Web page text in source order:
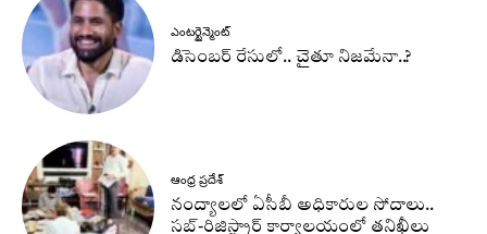
ఎంటర్టైన్మెంట్
డిసెంబర్ రేసులో.. చైతూ నిజమేనా..?
ఆంధ్ర ప్రదేశ్
నంద్యాలలో ఏసీబీ అధికారుల సోదాలు..
సబ్-రిజిస్ట్రార్ కార్యాలయంలో తనిఖీలు